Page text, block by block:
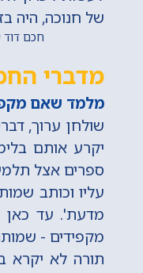
של חנוכה, היה
חכם דוד
מדברי
מלמד שאם
שולחן ערוך,
יקרע אותם
ספרים אצל
עליו וכותב
מדעת'. עד כאן
מקפידים -
תורה לא יקרא